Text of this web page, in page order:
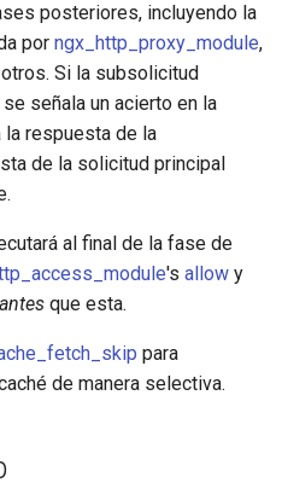
posteriores, incluyendo la
por ngx_http_proxy_module,
Si la subsolicitud
señala un acierto en la
la respuesta de la
de la solicitud principal
al final de la fase de
's allow y
antes que esta.
para
de manera selectiva.